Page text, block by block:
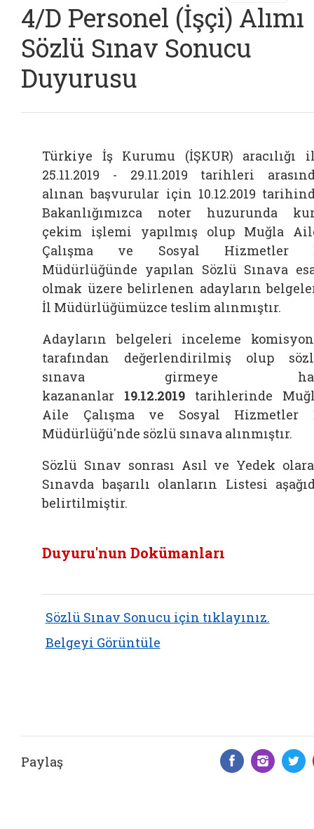
4/D Personel (İşçi) Alımı
Sözlü Sınav Sonucu
Duyurusu
Türkiye İş Kurumu (İŞKUR) aracılığı
25.11.2019 - 29.11.2019 tarihleri
alınan başvurular için 10.12.2019
Bakanlığımızca noter huzurunda
çekim işlemi yapılmış olup Muğla
Çalışma ve Sosyal Hizmetler
Müdürlüğünde yapılan Sözlü Sınava
olmak üzere belirlenen adayların
İl Müdürlüğümüzce teslim alınmıştır.
Adayların belgeleri inceleme
tarafından değerlendirilmiş olup
sınava girmeye
kazananlar 19.12.2019 tarihlerinde
Aile Çalışma ve Sosyal Hizmetler
Müdürlüğü'nde sözlü sınava alınmıştır.
Sözlü Sınav sonrası Asıl ve Yedek
Sınavda başarılı olanların Listesi
belirtilmiştir.
Duyuru'nun Dokümanları
Sözlü Sınav Sonucu için tıklayınız.
Belgeyi Görüntüle
Paylaş